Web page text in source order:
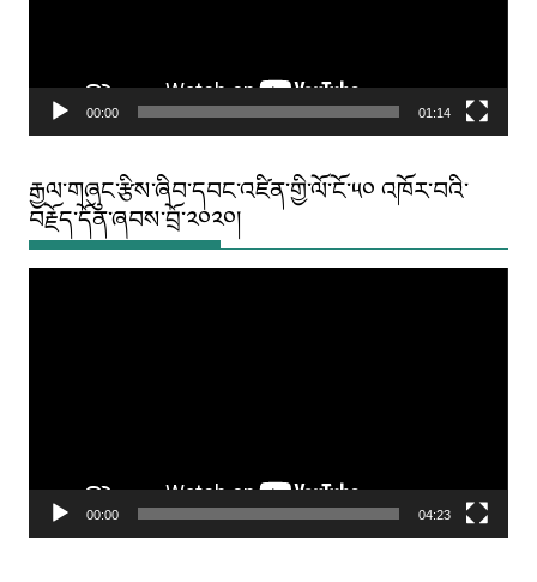
00:00 01:14
རྒྱལ་གཞུང་རྩིས་ཞིབ་དབང་འཛིན་གྱི་ལོ་ངོ་༥༠ འཁོར་བའི་
བརྗོད་དོན་ཞབས་བྲོ་༢༠༢༠།
00:00 04:23